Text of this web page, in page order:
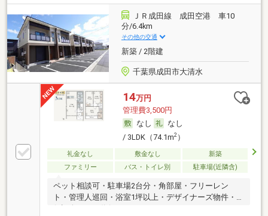
ＪＲ成田線 成田空港 車10
分/6.4km
その他の交通
新築 / 2階建
千葉県成田市大清水
14万円
管理費3,500円
なし
なし
/ 3LDK（74.1m2）
礼金なし 敷金なし
新築
ファミリー
バス・トイレ別 駐車場(近隣含)
ペット相談可・駐車場2台分・角部屋・フリーレン
ト・管理人巡回・浴室1坪以上・デザイナーズ物件・